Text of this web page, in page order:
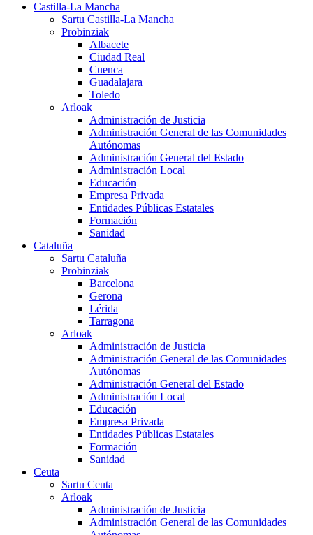
Castilla-La Mancha
Sartu Castilla-La Mancha
Probinziak
Albacete
Ciudad Real
Cuenca
Guadalajara
Toledo
Arloak
Administración de Justicia
Administración General de las Comunidades
Autónomas
Administración General del Estado
Administración Local
Educación
Empresa Privada
Entidades Públicas Estatales
Formación
Sanidad
Cataluña
Sartu Cataluña
Probinziak
Barcelona
Gerona
Lérida
Tarragona
Arloak
Administración de Justicia
Administración General de las Comunidades
Autónomas
Administración General del Estado
Administración Local
Educación
Empresa Privada
Entidades Públicas Estatales
Formación
Sanidad
Ceuta
Sartu Ceuta
Arloak
Administración de Justicia
Administración General de las Comunidades